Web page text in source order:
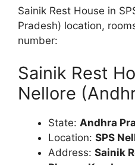
Sainik Rest House in
Pradesh) location,
number:
Sainik Rest
Nellore
State: Andhra
Location: SPS
Address: Sainik